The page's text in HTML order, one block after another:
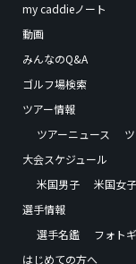
my caddieノート
動画
みんなのQ&A
ゴルフ場検索
ツアー情報
ツアーニュース
大会スケジュール
米国男子
米国女子
選手情報
選手名鑑
フォト
はじめての方へ